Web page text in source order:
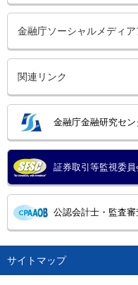
金融庁ソーシャルメディア
関連リンク
金融庁金融研究セン
証券取引等監視委員
公認会計士・監査審
サイトマップ